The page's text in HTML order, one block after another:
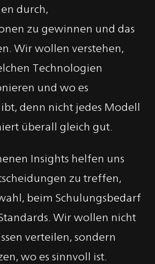
durch,
zu gewinnen und das
Wir wollen verstehen,
Technologien
und wo es
denn nicht jedes Modell
überall gleich gut.
Insights helfen uns
zu treffen,
beim Schulungsbedarf
Wir wollen nicht
verteilen, sondern
wo es sinnvoll ist.